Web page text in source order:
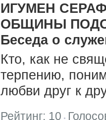
ИГУМЕН
ОБЩИНЫ
Беседа о
Кто, как не
терпению,
любви друг к
Рейтинг: 10